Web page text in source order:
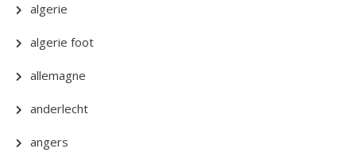
algerie
algerie foot
allemagne
anderlecht
angers